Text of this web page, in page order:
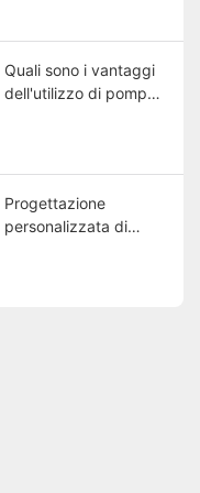
Quali sono i vantaggi
dell'utilizzo di pompe
Progettazione
personalizzata di